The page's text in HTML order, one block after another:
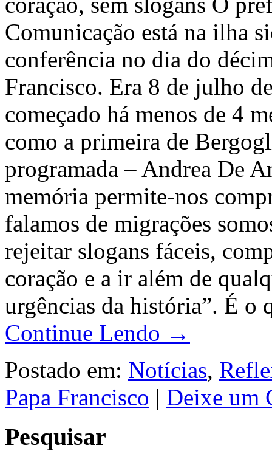
Comunicação está na ilha
conferência no dia do
Francisco. Era 8 de julho
começado há menos de 4
como a primeira de
programada – Andrea De
memória permite-nos
falamos de migrações
rejeitar slogans fáceis,
coração e a ir além de
urgências da história”. É
Continue Lendo →
Postado em: Notícias,
Papa Francisco | Deixe um
Pesquisar